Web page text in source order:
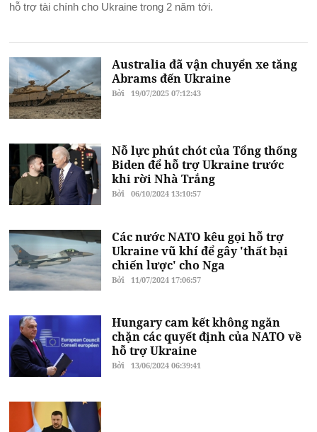
hỗ trợ tài chính cho Ukraine trong 2 năm tới.
Australia đã vận chuyển xe tăng
Abrams đến Ukraine
Bởi 19/07/2025 07:12:43
Nỗ lực phút chót của Tổng thống
Biden để hỗ trợ Ukraine trước
khi rời Nhà Trắng
Bởi 06/10/2024 13:10:57
Các nước NATO kêu gọi hỗ trợ
Ukraine vũ khí để gây 'thất bại
chiến lược' cho Nga
Bởi 11/07/2024 17:06:57
Hungary cam kết không ngăn
chặn các quyết định của NATO về
hỗ trợ Ukraine
Bởi 13/06/2024 06:39:41